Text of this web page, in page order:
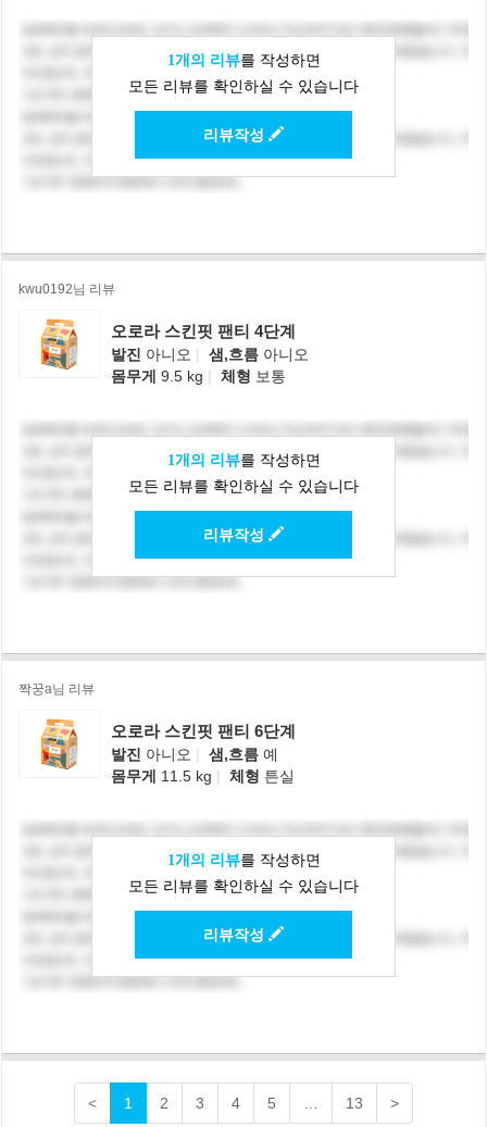
1개의 리뷰를 작성하면
모든 리뷰를 확인하실 수 있습니다
리뷰작성
kwu0192님 리뷰
오로라 스킨핏 팬티 4단계
발진 아니오 | 샘,흐름 아니오
몸무게 9.5 kg | 체형 보통
1개의 리뷰를 작성하면
모든 리뷰를 확인하실 수 있습니다
리뷰작성
짝꿍a님 리뷰
오로라 스킨핏 팬티 6단계
발진 아니오 | 샘,흐름 예
몸무게 11.5 kg | 체형 튼실
1개의 리뷰를 작성하면
모든 리뷰를 확인하실 수 있습니다
리뷰작성
< 1 2 3 4 5 13 >